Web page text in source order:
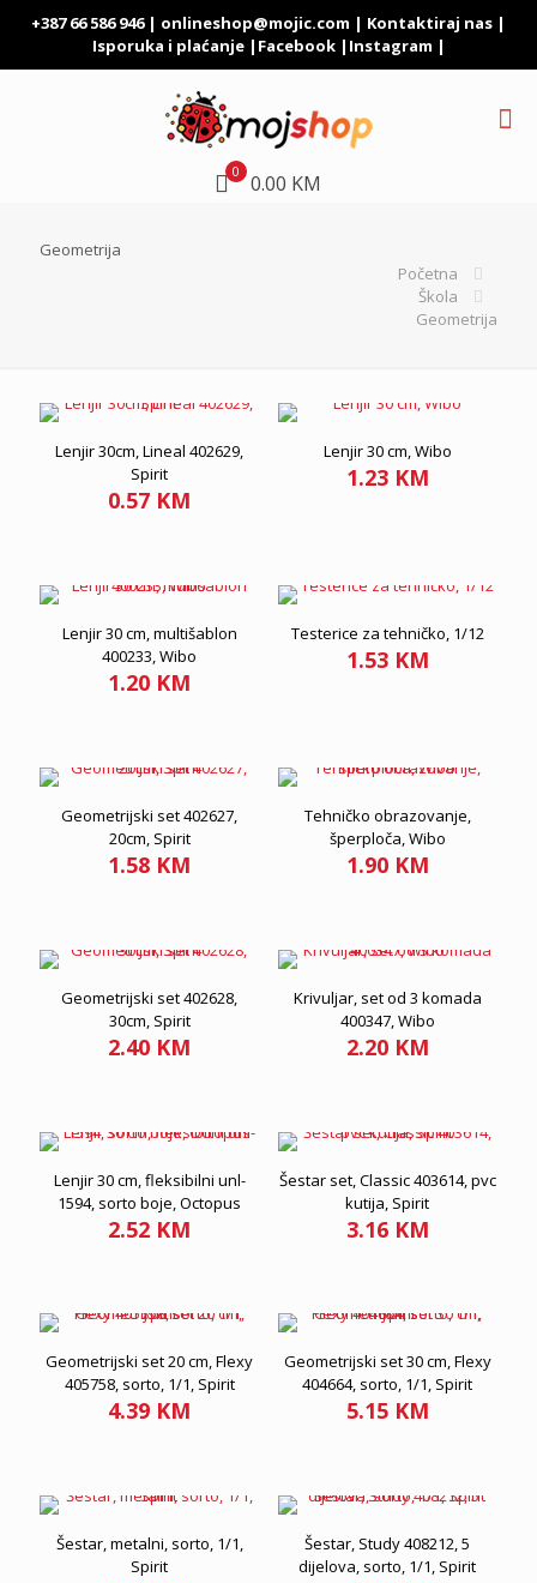
+387 66 586 946 | onlineshop@mojic.com | Kontaktiraj nas |
Isporuka i plaćanje| Facebook| Instagram |
0 0.00 KM
Geometrija
Početna
Škola
Geometrija
Lenjir 30cm, Lineal 402629,
Spirit
0.57 KM
Lenjir 30 cm, Wibo
1.23 KM
Lenjir 30 cm, multišablon
400233, Wibo
1.20 KM
Testerice za tehničko, 1/12
1.53 KM
Geometrijski set 402627,
20cm, Spirit
1.58 KM
Tehničko obrazovanje,
šperploča, Wibo
1.90 KM
Geometrijski set 402628,
30cm, Spirit
2.40 KM
Krivuljar, set od 3 komada
400347, Wibo
2.20 KM
Lenjir 30 cm, fleksibilni unl-
1594, sorto boje, Octopus
2.52 KM
Šestar set, Classic 403614, pvc
kutija, Spirit
3.16 KM
Geometrijski set 20 cm, Flexy
405758, sorto, 1/1, Spirit
4.39 KM
Geometrijski set 30 cm, Flexy
404664, sorto, 1/1, Spirit
5.15 KM
Šestar, metalni, sorto, 1/1,
Spirit
Šestar, Study 408212, 5
dijelova, sorto, 1/1, Spirit